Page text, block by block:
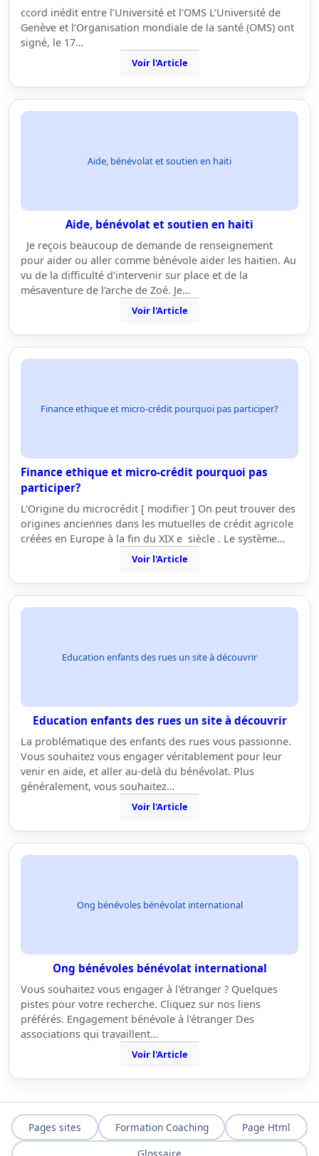
ccord inédit entre l’Université et l’OMS L’Université de
Genève et l’Organisation mondiale de la santé (OMS) ont
signé, le 17…
Voir l'Article
Aide, bénévolat et soutien en haiti
Aide, bénévolat et soutien en haiti
Je reçois beaucoup de demande de renseignement
pour aider ou aller comme bénévole aider les haitien. Au
vu de la difficulté d'intervenir sur place et de la
mésaventure de l'arche de Zoé. Je…
Voir l'Article
Finance ethique et micro-crédit pourquoi pas participer?
Finance ethique et micro-crédit pourquoi pas
participer?
L'Origine du microcrédit [ modifier ] On peut trouver des
origines anciennes dans les mutuelles de crédit agricole
créées en Europe à la fin du XIX e siècle . Le système…
Voir l'Article
Education enfants des rues un site à découvrir
Education enfants des rues un site à découvrir
La problématique des enfants des rues vous passionne.
Vous souhaitez vous engager véritablement pour leur
venir en aide, et aller au-delà du bénévolat. Plus
généralement, vous souhaitez…
Voir l'Article
Ong bénévoles bénévolat international
Ong bénévoles bénévolat international
Vous souhaitez vous engager à l'étranger ? Quelques
pistes pour votre recherche. Cliquez sur nos liens
préférés. Engagement bénévole à l'étranger Des
associations qui travaillent…
Voir l'Article
Pages sites Formation Coaching
Page Html